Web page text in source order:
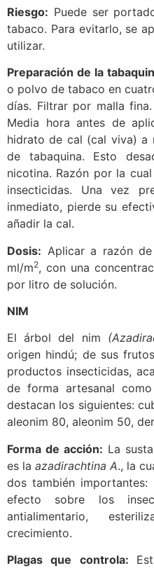
Riesgo: Puede ser
tabaco. Para evitarlo, se
utilizar.
Preparación de la
o polvo de tabaco en
días. Filtrar por malla
Media hora antes de
hidrato de cal (cal viva) a
de tabaquina. Esto
nicotina. Razón por la
insecticidas. Una vez
inmediato, pierde su
añadir la cal.
Dosis: Aplicar a razón
ml/m2, con una
por litro de solución.
NIM
El árbol del nim
origen hindú; de sus
productos insecticidas,
de forma artesanal
destacan los siguientes:
aleonim 80, aleonim 50,
Forma de acción: La
es la azadirachtina A., la
dos también
efecto sobre los
antialimentario,
crecimiento.
Plagas que controla: